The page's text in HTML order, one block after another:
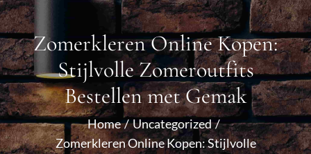
Zomerkleren Online Kopen:
Stijlvolle Zomeroutfits
Bestellen met Gemak
Home
Uncategorized
Zomerkleren Online Kopen: Stijlvolle